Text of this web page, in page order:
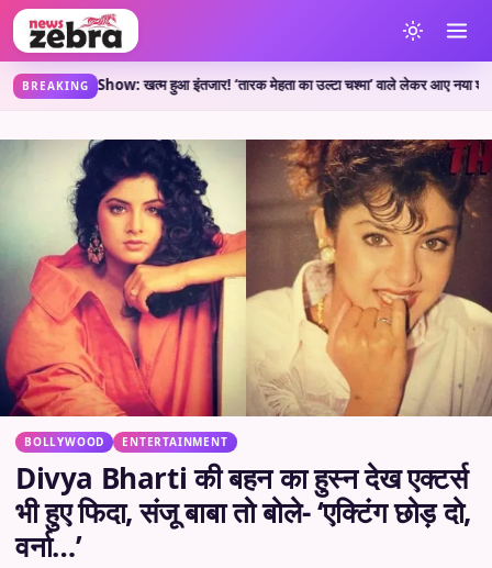
BREAKING
New Show: खत्म हुआ इंतजार! ‘तारक मेहता का उल्टा चश्मा’ वाले लेकर आए नया शो, जानें
BOLLYWOOD ENTERTAINMENT
Divya Bharti की बहन का हुस्न देख एक्टर्स
भी हुए फिदा, संजू बाबा तो बोले- ‘एक्टिंग छोड़ दो,
वर्ना…’